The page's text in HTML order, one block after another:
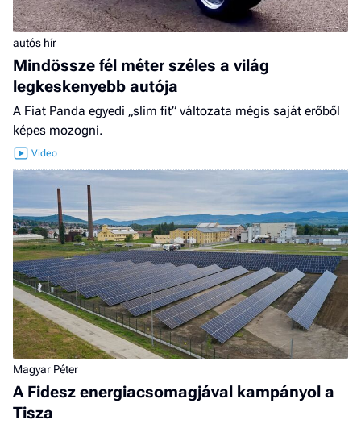
autós hír
Mindössze fél méter széles a világ
legkeskenyebb autója
A Fiat Panda egyedi „slim fit” változata mégis saját erőből
képes mozogni.
Magyar Péter
A Fidesz energiacsomagjával kampányol a
Tisza